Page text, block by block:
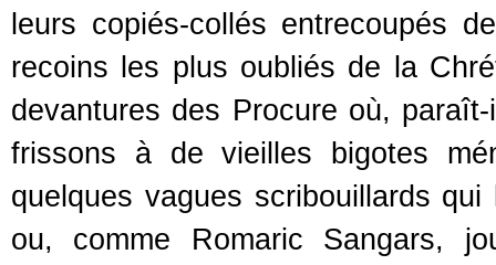
leurs copiés-collés entrecoupés
recoins les plus oubliés de la
devantures des Procure où,
frissons à de vieilles bigotes
quelques vagues scribouillards
ou, comme Romaric Sangars,